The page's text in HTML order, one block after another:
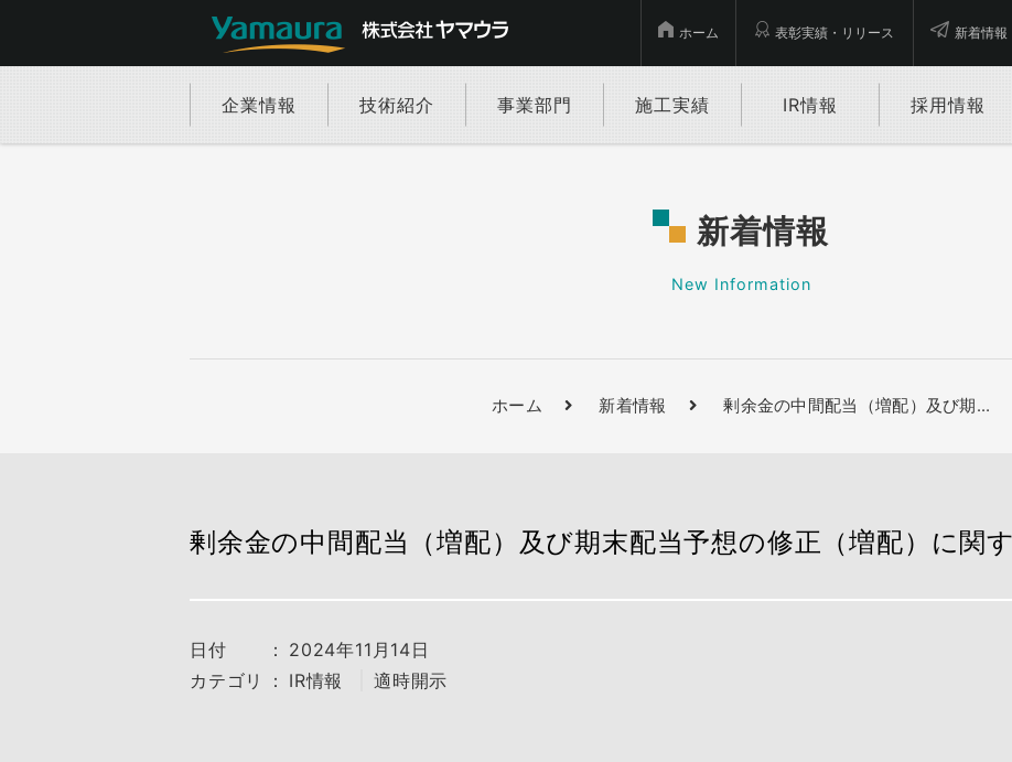
ホーム 表彰実績・リリース 新着情報
企業情報 技術紹介 事業部門 施工実績 IR情報 採用情報
新着情報
New Information
ホーム 新着情報 剰余金の中間配当（増配）及び期…
剰余金の中間配当（増配）及び期末配当予想の修正（増配）に関
日付 ： 2024年11月14日
カテゴリ
： IR情報 適時開示